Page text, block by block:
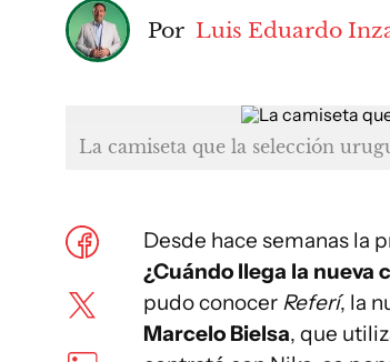
Por Luis Eduardo
La camiseta que la selección
Desde hace semanas la
¿Cuándo llega la nueva
pudo conocer Referí, la
Marcelo Bielsa, que